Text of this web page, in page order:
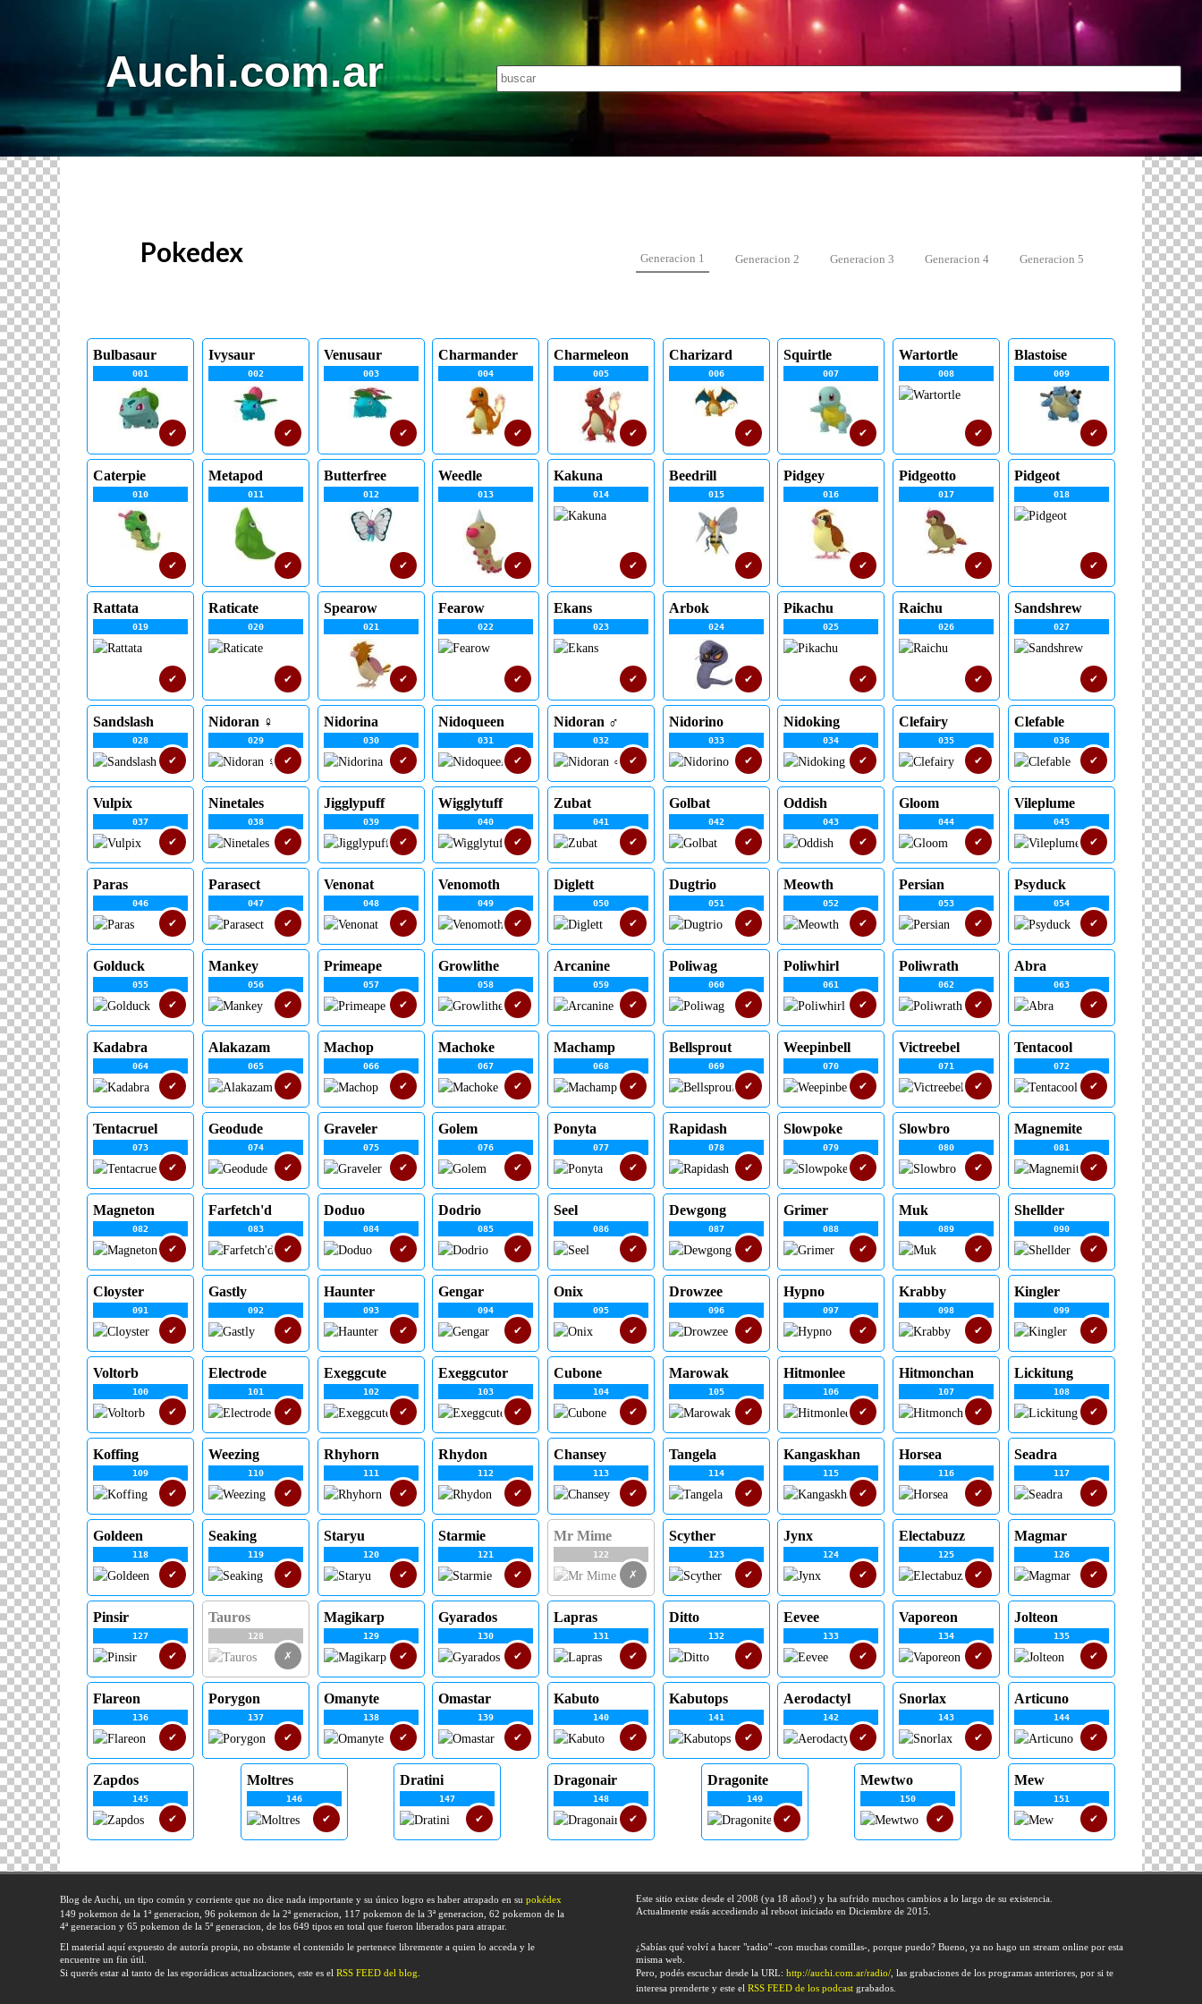
Auchi.com.ar
Pokedex Generacion 1 Generacion 2 Generacion 3 Generacion 4 Generacion 5
Bulbasaur
001
✔
Ivysaur
002
✔
Venusaur
003
✔
Charmander
004
✔
Charmeleon
005
✔
Charizard
006
✔
Squirtle
007
✔
Wartortle
008
✔
Blastoise
009
✔
Caterpie
010
✔
Metapod
011
✔
Butterfree
012
✔
Weedle
013
✔
Kakuna
014
✔
Beedrill
015
✔
Pidgey
016
✔
Pidgeotto
017
✔
Pidgeot
018
✔
Rattata
019
✔
Raticate
020
✔
Spearow
021
✔
Fearow
022
✔
Ekans
023
✔
Arbok
024
✔
Pikachu
025
✔
Raichu
026
✔
Sandshrew
027
✔
Sandslash
028
✔
Nidoran ♀
029
✔
Nidorina
030
✔
Nidoqueen
031
✔
Nidoran ♂
032
✔
Nidorino
033
✔
Nidoking
034
✔
Clefairy
035
✔
Clefable
036
✔
Vulpix
037
✔
Ninetales
038
✔
Jigglypuff
039
✔
Wigglytuff
040
✔
Zubat
041
✔
Golbat
042
✔
Oddish
043
✔
Gloom
044
✔
Vileplume
045
✔
Paras
046
✔
Parasect
047
✔
Venonat
048
✔
Venomoth
049
✔
Diglett
050
✔
Dugtrio
051
✔
Meowth
052
✔
Persian
053
✔
Psyduck
054
✔
Golduck
055
✔
Mankey
056
✔
Primeape
057
✔
Growlithe
058
✔
Arcanine
059
✔
Poliwag
060
✔
Poliwhirl
061
✔
Poliwrath
062
✔
Abra
063
✔
Kadabra
064
✔
Alakazam
065
✔
Machop
066
✔
Machoke
067
✔
Machamp
068
✔
Bellsprout
069
✔
Weepinbell
070
✔
Victreebel
071
✔
Tentacool
072
✔
Tentacruel
073
✔
Geodude
074
✔
Graveler
075
✔
Golem
076
✔
Ponyta
077
✔
Rapidash
078
✔
Slowpoke
079
✔
Slowbro
080
✔
Magnemite
081
✔
Magneton
082
✔
Farfetch'd
083
✔
Doduo
084
✔
Dodrio
085
✔
Seel
086
✔
Dewgong
087
✔
Grimer
088
✔
Muk
089
✔
Shellder
090
✔
Cloyster
091
✔
Gastly
092
✔
Haunter
093
✔
Gengar
094
✔
Onix
095
✔
Drowzee
096
✔
Hypno
097
✔
Krabby
098
✔
Kingler
099
✔
Voltorb
100
✔
Electrode
101
✔
Exeggcute
102
✔
Exeggcutor
103
✔
Cubone
104
✔
Marowak
105
✔
Hitmonlee
106
✔
Hitmonchan
107
✔
Lickitung
108
✔
Koffing
109
✔
Weezing
110
✔
Rhyhorn
111
✔
Rhydon
112
✔
Chansey
113
✔
Tangela
114
✔
Kangaskhan
115
✔
Horsea
116
✔
Seadra
117
✔
Goldeen
118
✔
Seaking
119
✔
Staryu
120
✔
Starmie
121
✔
Mr Mime
122
✗
Scyther
123
✔
Jynx
124
✔
Electabuzz
125
✔
Magmar
126
✔
Pinsir
127
✔
Tauros
128
✗
Magikarp
129
✔
Gyarados
130
✔
Lapras
131
✔
Ditto
132
✔
Eevee
133
✔
Vaporeon
134
✔
Jolteon
135
✔
Flareon
136
✔
Porygon
137
✔
Omanyte
138
✔
Omastar
139
✔
Kabuto
140
✔
Kabutops
141
✔
Aerodactyl
142
✔
Snorlax
143
✔
Articuno
144
✔
Zapdos
145
✔
Moltres
146
✔
Dratini
147
✔
Dragonair
148
✔
Dragonite
149
✔
Mewtwo
150
✔
Mew
151
✔
Blog de Auchi, un tipo común y corriente que no dice nada importante y su único logro es haber atrapado en su pokédex
149 pokemon de la 1ª generacion, 96 pokemon de la 2ª generacion, 117 pokemon de la 3ª generacion, 62 pokemon de la
4ª generacion y 65 pokemon de la 5ª generacion, de los 649 tipos en total que fueron liberados para atrapar.
Este sitio existe desde el 2008 (ya 18 años!) y ha sufrido muchos cambios a lo largo de su existencia.
Actualmente estás accediendo al reboot iniciado en Diciembre de 2015.
El material aquí expuesto de autoría propia, no obstante el contenido le pertenece libremente a quien lo acceda y le
encuentre un fin útil.
Si querés estar al tanto de las esporádicas actualizaciones, este es el RSS FEED del blog
¿Sabías qué volví a hacer "radio" -con muchas comillas-, porque puedo? Bueno, ya no hago un stream online por esta
misma web.
Pero, podés escuchar desde la URL: http://auchi.com.ar/radio/, las grabaciones de los programas anteriores, por si te
interesa prenderte y este el RSS FEED de los podcastgrabados.